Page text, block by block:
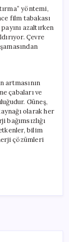
yöntemi,
film tabakası
azaltırken
Çevre
artmasının
çabaları ve
Güneş,
olarak her
bağımsızlığı
bilim
çözümleri